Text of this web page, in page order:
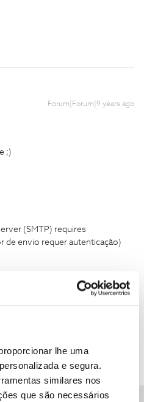
lhe uma
e segura.
similares nos
que são necessários
Forum|Forum|9 years ago
;)
(SMTP) requires
de envio requer autenticação)
era como tinha configurado